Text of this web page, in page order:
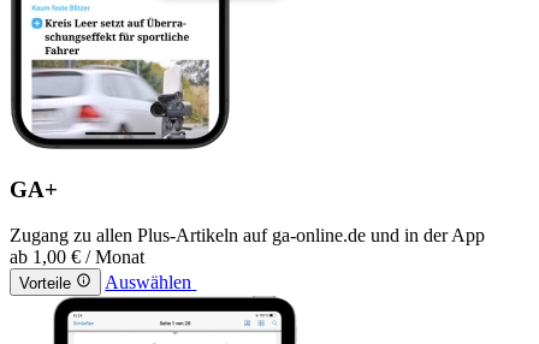
GA+
Zugang zu allen Plus-Artikeln auf ga-online.de und in der App
ab 1,00 € / Monat
Vorteile Auswählen